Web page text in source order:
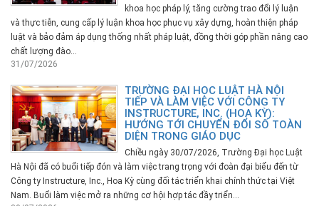
khoa học pháp lý, tăng cường trao đổi lý luận
và thực tiễn, cung cấp lý luận khoa học phục vụ xây dựng, hoàn thiện pháp
luật và bảo đảm áp dụng thống nhất pháp luật, đồng thời góp phần nâng cao
chất lượng đào...
31/07/2026
TRƯỜNG ĐẠI HỌC LUẬT HÀ NỘI
TIẾP VÀ LÀM VIỆC VỚI CÔNG TY
INSTRUCTURE, INC. (HOA KỲ):
HƯỚNG TỚI CHUYỂN ĐỔI SỐ TOÀN
DIỆN TRONG GIÁO DỤC
Chiều ngày 30/07/2026, Trường Đại học Luật
Hà Nội đã có buổi tiếp đón và làm việc trang trọng với đoàn đại biểu đến từ
Công ty Instructure, Inc., Hoa Kỳ cùng đối tác triển khai chính thức tại Việt
Nam. Buổi làm việc mở ra những cơ hội hợp tác đầy triển...